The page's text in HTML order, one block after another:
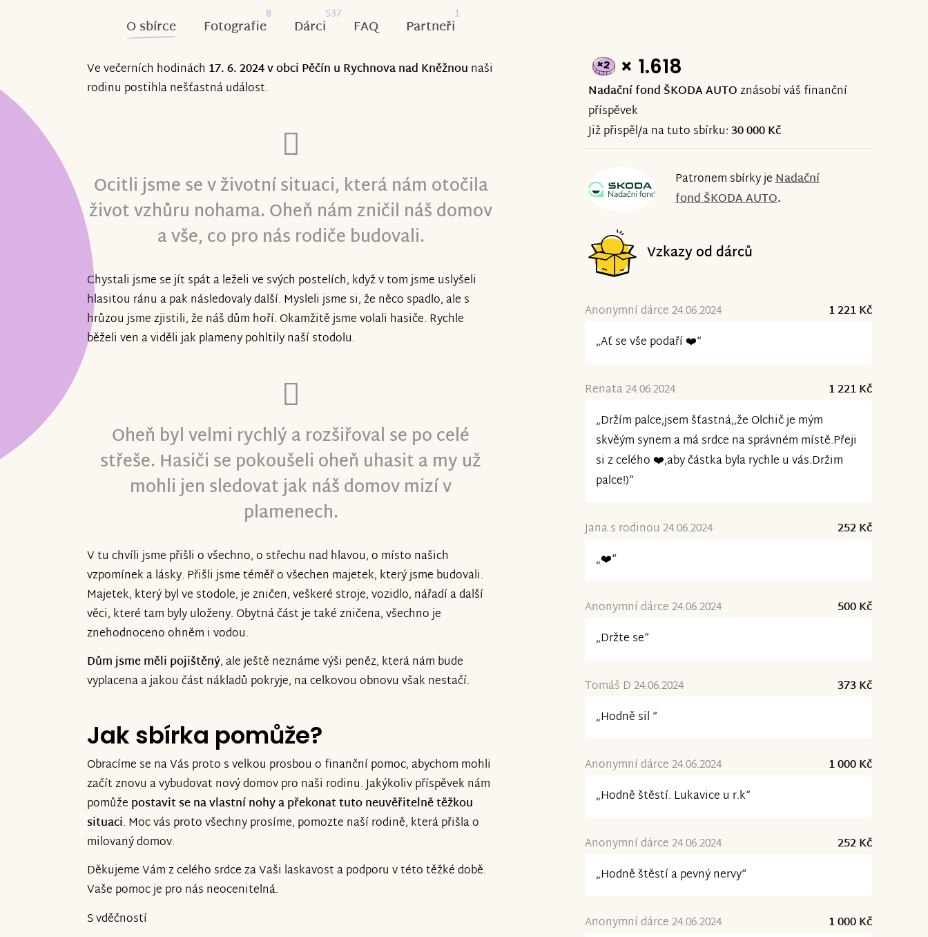
O sbírce Fotografie
8
Dárci
537
FAQ Partneři
1
Ve večerních hodinách 17. 6. 2024 v obci Pěčín u Rychnova nad Kněžnou naši
rodinu postihla nešťastná událost.
Ocitli jsme se v životní situaci, která nám otočila
život vzhůru nohama. Oheň nám zničil náš domov
a vše, co pro nás rodiče budovali.
Chystali jsme se jít spát a leželi ve svých postelích, když v tom jsme uslyšeli
hlasitou ránu a pak následovaly další. Mysleli jsme si, že něco spadlo, ale s
hrůzou jsme zjistili, že náš dům hoří. Okamžitě jsme volali hasiče. Rychle
běželi ven a viděli jak plameny pohltily naší stodolu.
Oheň byl velmi rychlý a rozšiřoval se po celé
střeše. Hasiči se pokoušeli oheň uhasit a my už
mohli jen sledovat jak náš domov mizí v
plamenech.
V tu chvíli jsme přišli o všechno, o střechu nad hlavou, o místo našich
vzpomínek a lásky. Přišli jsme téměř o všechen majetek, který jsme budovali.
Majetek, který byl ve stodole, je zničen, veškeré stroje, vozidlo, nářadí a další
věci, které tam byly uloženy. Obytná část je také zničena, všechno je
znehodnoceno ohněm i vodou.
Dům jsme měli pojištěný, ale ještě neznáme výši peněz, která nám bude
vyplacena a jakou část nákladů pokryje, na celkovou obnovu však nestačí.
Jak sbírka pomůže?
Obracíme se na Vás proto s velkou prosbou o finanční pomoc, abychom mohli
začít znovu a vybudovat nový domov pro naši rodinu. Jakýkoliv příspěvek nám
pomůže postavit se na vlastní nohy a překonat tuto neuvěřitelně těžkou
situaci. Moc vás proto všechny prosíme, pomozte naší rodině, která přišla o
milovaný domov.
Děkujeme Vám z celého srdce za Vaši laskavost a podporu v této těžké době.
Vaše pomoc je pro nás neocenitelná.
S vděčností
× 1.618
Nadační fond ŠKODA AUTOznásobí váš finanční
příspěvek
Již přispěl/a na tuto sbírku:30 000 Kč
Patronem sbírky jeNadační
fond ŠKODA AUTO.
Vzkazy od dárců
Anonymní dárce 24.06.2024
1 221 Kč
„Ať se vše podaří ❤️“
Renata 24.06.2024
1 221 Kč
„Držím palce,jsem šťastná,,že Olchič je mým
skvěým synem a má srdce na správném místě.Přeji
si z celého ❤️,aby částka byla rychle u vás.Držim
palce!)“
Jana s rodinou 24.06.2024
252 Kč
„❤️“
Anonymní dárce 24.06.2024
500 Kč
„Držte se“
Tomáš D 24.06.2024
373 Kč
„Hodně sil “
Anonymní dárce 24.06.2024
1 000 Kč
„Hodně štěstí. Lukavice u r.k“
Anonymní dárce 24.06.2024
252 Kč
„Hodně štěstí a pevný nervy“
Anonymní dárce 24.06.2024
1 000 Kč